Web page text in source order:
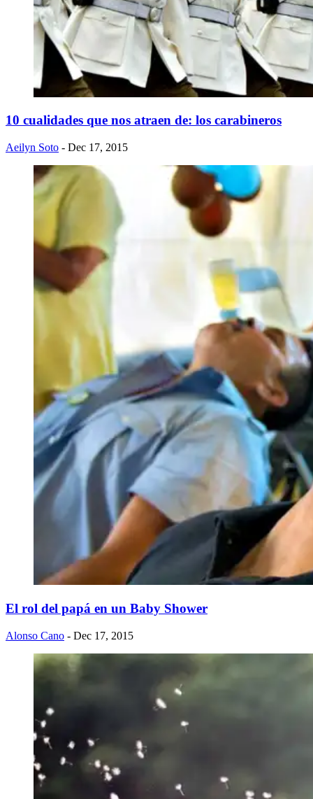
10 cualidades que nos atraen de: los carabineros
Aeilyn Soto - Dec 17, 2015
El rol del papá en un Baby Shower
Alonso Cano - Dec 17, 2015